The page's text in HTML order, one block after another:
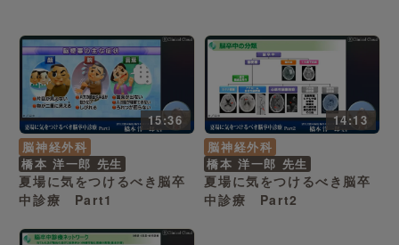
15:36
脳神経外科
橋本 洋一郎 先生
夏場に気をつけるべき脳卒
中診療 Part1
14:13
脳神経外科
橋本 洋一郎 先生
夏場に気をつけるべき脳卒
中診療 Part2